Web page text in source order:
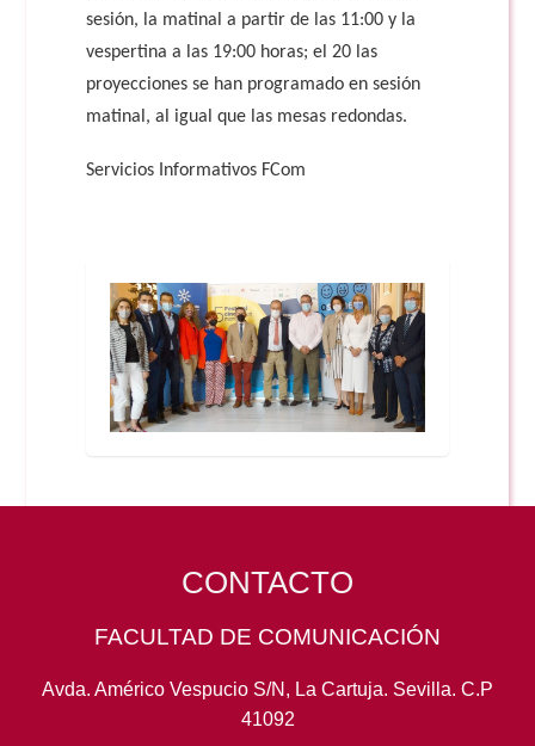
sesión, la matinal a partir de las 11:00 y la
vespertina a las 19:00 horas; el 20 las
proyecciones se han programado en sesión
matinal, al igual que las mesas redondas.
Servicios Informativos FCom
CONTACTO
FACULTAD DE COMUNICACIÓN
Avda. Américo Vespucio S/N, La Cartuja. Sevilla. C.P
41092